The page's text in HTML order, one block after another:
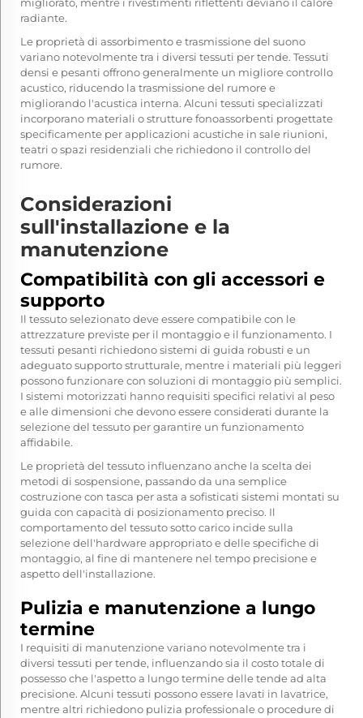
radiante.
Le proprietà di assorbimento e trasmissione del suono
variano notevolmente tra i diversi tessuti per tende. Tessuti
densi e pesanti offrono generalmente un migliore controllo
acustico, riducendo la trasmissione del rumore e
migliorando l'acustica interna. Alcuni tessuti specializzati
incorporano materiali o strutture fonoassorbenti progettate
specificamente per applicazioni acustiche in sale riunioni,
teatri o spazi residenziali che richiedono il controllo del
rumore.
Considerazioni
sull'installazione e la
manutenzione
Compatibilità con gli accessori e
supporto
Il tessuto selezionato deve essere compatibile con le
attrezzature previste per il montaggio e il funzionamento. I
tessuti pesanti richiedono sistemi di guida robusti e un
adeguato supporto strutturale, mentre i materiali più leggeri
possono funzionare con soluzioni di montaggio più semplici.
I sistemi motorizzati hanno requisiti specifici relativi al peso
e alle dimensioni che devono essere considerati durante la
selezione del tessuto per garantire un funzionamento
affidabile.
Le proprietà del tessuto influenzano anche la scelta dei
metodi di sospensione, passando da una semplice
costruzione con tasca per asta a sofisticati sistemi montati su
guida con capacità di posizionamento preciso. Il
comportamento del tessuto sotto carico incide sulla
selezione dell'hardware appropriato e delle specifiche di
montaggio, al fine di mantenere nel tempo precisione e
aspetto dell'installazione.
Pulizia e manutenzione a lungo
termine
I requisiti di manutenzione variano notevolmente tra i
diversi tessuti per tende, influenzando sia il costo totale di
possesso che l'aspetto a lungo termine delle tende ad alta
precisione. Alcuni tessuti possono essere lavati in lavatrice,
mentre altri richiedono pulizia professionale o procedure di